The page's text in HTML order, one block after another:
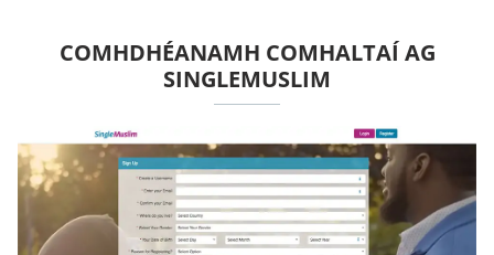
COMHDHÉANAMH COMHALTAÍ AG
SINGLEMUSLIM